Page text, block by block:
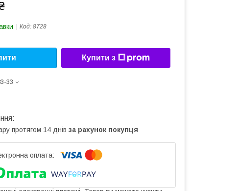
Код: 8728
Купити з
33
протягом 14 днів за рахунок покупця